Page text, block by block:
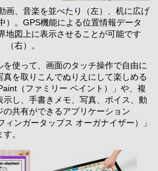
画、音楽を並べたり（左）、机に広げ
）。GPS機能による位置情報データ
地図上に表示させることが可能です
（右）。
使って、画面のタッチ操作で自由に
を取りこんでぬりえにして楽しめる
（ファミリー ペイント）」や、複
し、手書きメモ、写真、ボイス、動
共有ができるアプリケーション
ィンガータップス オーガナイザー）」
。